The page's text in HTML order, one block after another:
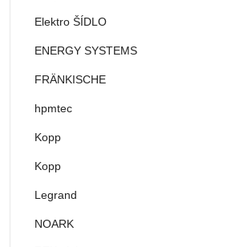
Elektro ŠÍDLO
ENERGY SYSTEMS
FRÄNKISCHE
hpmtec
Kopp
Kopp
Legrand
NOARK